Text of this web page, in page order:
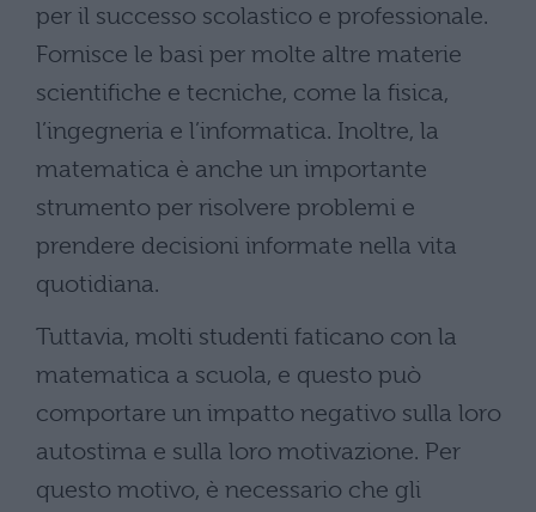
per il successo scolastico e professionale.
Fornisce le basi per molte altre materie
scientifiche e tecniche, come la fisica,
l’ingegneria e l’informatica. Inoltre, la
matematica è anche un importante
strumento per risolvere problemi e
prendere decisioni informate nella vita
quotidiana.
Tuttavia, molti studenti faticano con la
matematica a scuola, e questo può
comportare un impatto negativo sulla loro
autostima e sulla loro motivazione. Per
questo motivo, è necessario che gli